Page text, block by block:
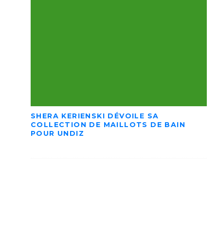
SHERA KERIENSKI DÉVOILE SA
COLLECTION DE MAILLOTS DE BAIN
POUR UNDIZ